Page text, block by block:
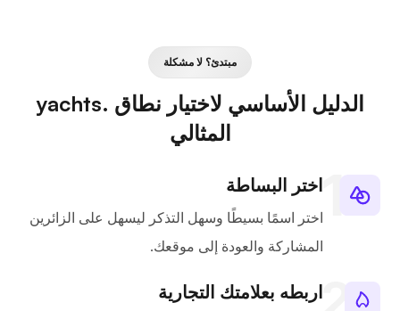
مبتدئ؟ لا مشكلة
الدليل الأساسي لاختيار نطاق .yachts
المثالي
اختر البساطة
اختر اسمًا بسيطًا وسهل التذكر ليسهل على الزائرين
المشاركة والعودة إلى موقعك.
اربطه بعلامتك التجارية